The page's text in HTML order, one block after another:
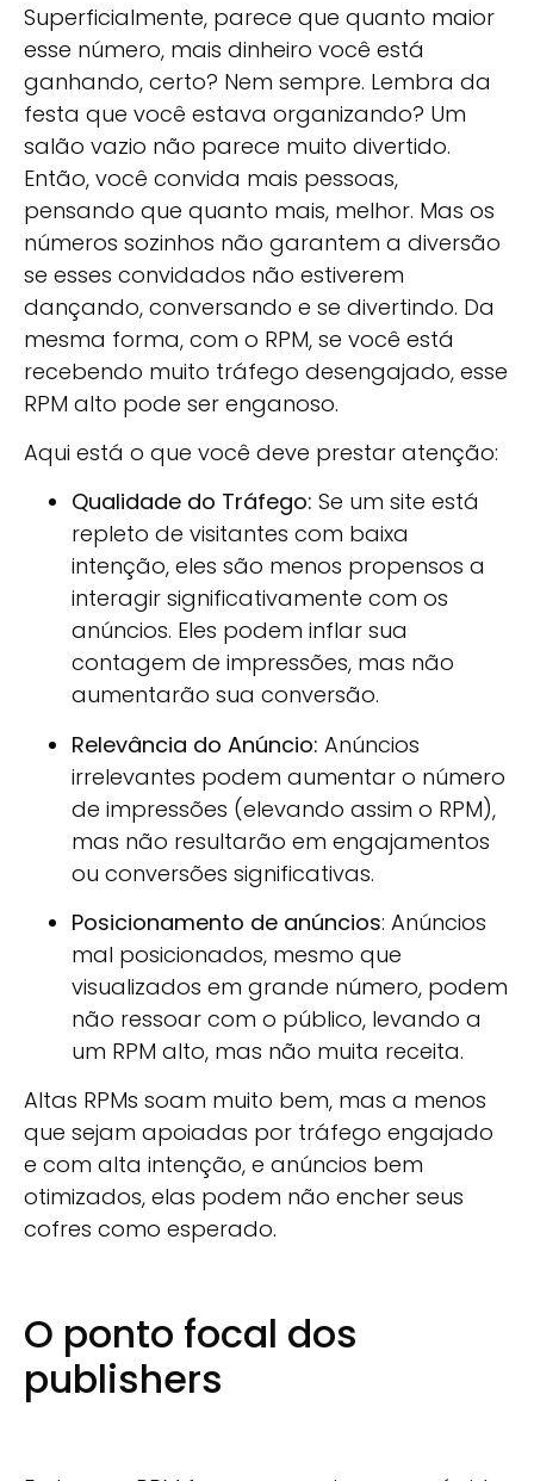
Superficialmente, parece que quanto maior
esse número, mais dinheiro você está
ganhando, certo? Nem sempre. Lembra da
festa que você estava organizando? Um
salão vazio não parece muito divertido.
Então, você convida mais pessoas,
pensando que quanto mais, melhor. Mas os
números sozinhos não garantem a diversão
se esses convidados não estiverem
dançando, conversando e se divertindo. Da
mesma forma, com o RPM, se você está
recebendo muito tráfego desengajado, esse
RPM alto pode ser enganoso.
Aqui está o que você deve prestar atenção:
Qualidade do Tráfego: Se um site está
repleto de visitantes com baixa
intenção, eles são menos propensos a
interagir significativamente com os
anúncios. Eles podem inflar sua
contagem de impressões, mas não
aumentarão sua conversão.
Relevância do Anúncio: Anúncios
irrelevantes podem aumentar o número
de impressões (elevando assim o RPM),
mas não resultarão em engajamentos
ou conversões significativas.
Posicionamento de anúncios: Anúncios
mal posicionados, mesmo que
visualizados em grande número, podem
não ressoar com o público, levando a
um RPM alto, mas não muita receita.
Altas RPMs soam muito bem, mas a menos
que sejam apoiadas por tráfego engajado
e com alta intenção, e anúncios bem
otimizados, elas podem não encher seus
cofres como esperado.
O ponto focal dos
publishers